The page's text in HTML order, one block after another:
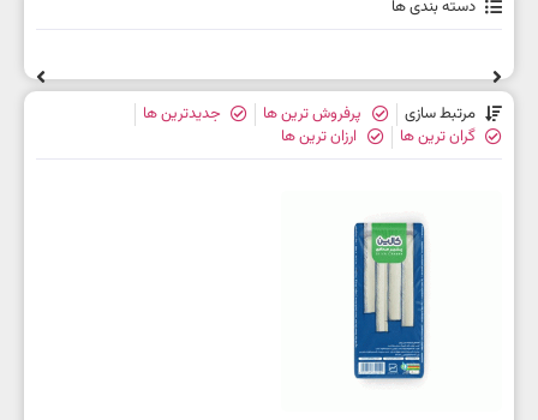
دسته بندی ها
مرتبط سازی پرفروش ترین ها
جدیدترین ها
گران ترین ها
ارزان ترین ها